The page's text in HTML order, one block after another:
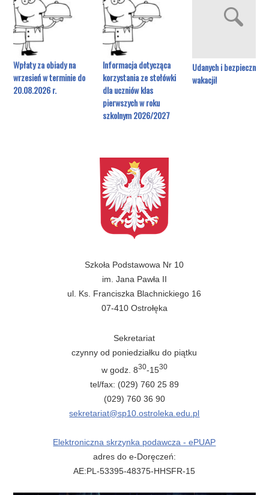
Wpłaty za obiady na
wrzesień w terminie do
20.08.2026 r.
Informacja dotycząca
korzystania ze stołówki
dla uczniów klas
pierwszych w roku
szkolnym 2026/2027
Udanych i bezpiecznych
wakacji!
Szkoła Podstawowa Nr 10
im. Jana Pawła II
ul. Ks. Franciszka Blachnickiego 16
07-410 Ostrołęka
Sekretariat
czynny od poniedziałku do piątku
w godz. 830-1530
tel/fax: (029) 760 25 89
(029) 760 36 90
sekretariat@sp10.ostroleka.edu.pl
Elektroniczna skrzynka podawcza - ePUAP
adres do e-Doręczeń:
AE:PL-53395-48375-HHSFR-15